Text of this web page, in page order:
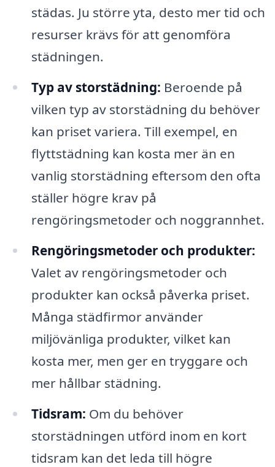
städas. Ju större yta, desto mer tid och
resurser krävs för att genomföra
städningen.
Typ av storstädning: Beroende på
vilken typ av storstädning du behöver
kan priset variera. Till exempel, en
flyttstädning kan kosta mer än en
vanlig storstädning eftersom den ofta
ställer högre krav på
rengöringsmetoder och noggrannhet.
Rengöringsmetoder och produkter:
Valet av rengöringsmetoder och
produkter kan också påverka priset.
Många städfirmor använder
miljövänliga produkter, vilket kan
kosta mer, men ger en tryggare och
mer hållbar städning.
Tidsram: Om du behöver
storstädningen utförd inom en kort
tidsram kan det leda till högre